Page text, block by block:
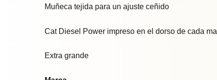
Muñeca tejida para un ajuste ceñido
Cat Diesel Power impreso en el dorso de cada
Extra grande